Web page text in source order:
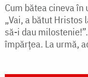
Cum bătea cineva în
„Vai, a bătut Hristos
să-i dau
împărțea. La urmă,